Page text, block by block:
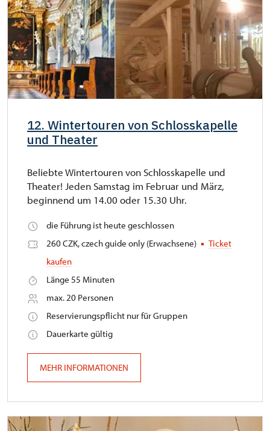
12. Wintertouren von Schlosskapelle
und Theater
Beliebte Wintertouren von Schlosskapelle und
Theater! Jeden Samstag im Februar und März,
beginnend um 14.00 oder 15.30 Uhr.
die Führung ist heute geschlossen
260 CZK, czech guide only (Erwachsene)
Ticket
kaufen
Länge 55 Minuten
max. 20 Personen
Reservierungspflicht nur für Gruppen
Dauerkarte gültig
MEHR INFORMATIONEN